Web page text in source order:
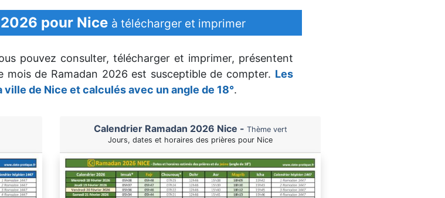
pour Nice à télécharger et imprimer
pouvez consulter, télécharger et imprimer, présentent
mois de Ramadan 2026 est susceptible de compter. Les
de Nice et calculés avec un angle de 18°.
Calendrier Ramadan 2026 Nice - Thème vert
Jours, dates et horaires des prières pour Nice